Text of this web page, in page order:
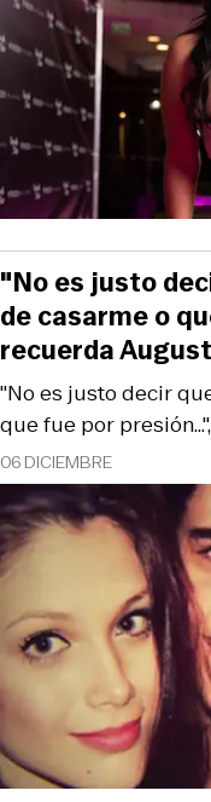
06 DICIEMBRE
"No es justo decir
que fue por
"No es justo
de casarme o
recuerda